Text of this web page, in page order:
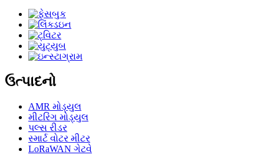
ઉત્પાદનો
AMR મોડ્યુલ
મીટરિંગ મોડ્યુલ
પલ્સ રીડર
સ્માર્ટ વોટર મીટર
LoRaWAN ગેટવે